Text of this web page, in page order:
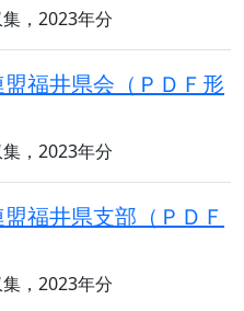
，2023年分
福井県会（ＰＤＦ形
，2023年分
福井県支部（ＰＤＦ
，2023年分